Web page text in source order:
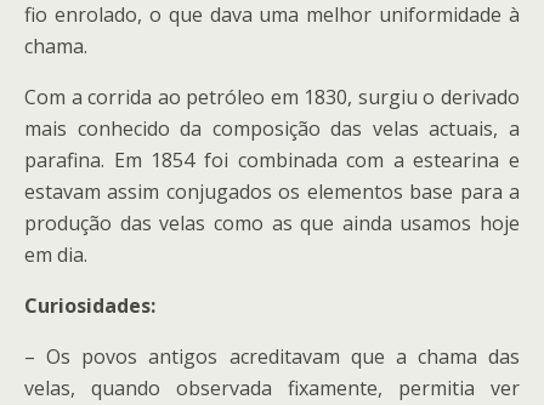
fio enrolado, o que dava uma melhor uniformidade à
chama.
Com a corrida ao petróleo em 1830, surgiu o derivado
mais conhecido da composição das velas actuais, a
parafina. Em 1854 foi combinada com a estearina e
estavam assim conjugados os elementos base para a
produção das velas como as que ainda usamos hoje
em dia.
Curiosidades:
– Os povos antigos acreditavam que a chama das
velas, quando observada fixamente, permitia ver